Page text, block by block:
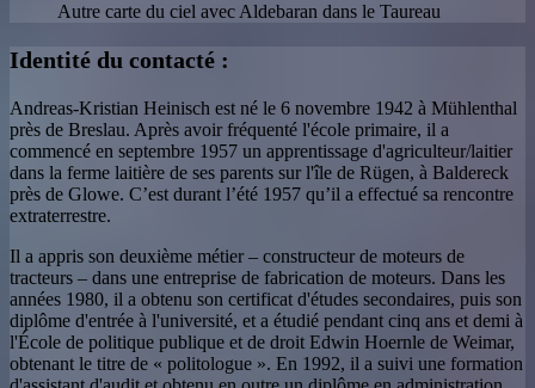
Autre carte du ciel avec Aldebaran dans le Taureau
Identité du contacté :
Andreas-Kristian Heinisch est né le 6 novembre 1942 à Mühlenthal
près de Breslau. Après avoir fréquenté l'école primaire, il a
commencé en septembre 1957 un apprentissage d'agriculteur/laitier
dans la ferme laitière de ses parents sur l'île de Rügen, à Baldereck
près de Glowe. C’est durant l’été 1957 qu’il a effectué sa rencontre
extraterrestre.
Il a appris son deuxième métier – constructeur de moteurs de
tracteurs – dans une entreprise de fabrication de moteurs. Dans les
années 1980, il a obtenu son certificat d'études secondaires, puis son
diplôme d'entrée à l'université, et a étudié pendant cinq ans et demi à
l'École de politique publique et de droit Edwin Hoernle de Weimar,
obtenant le titre de « politologue ». En 1992, il a suivi une formation